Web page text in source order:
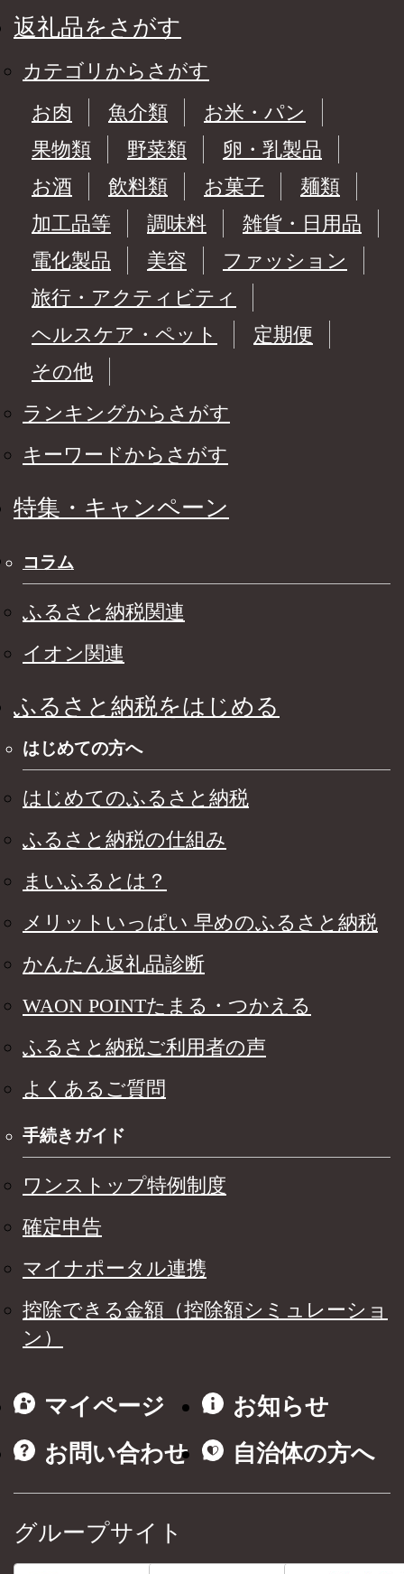
返礼品をさがす
カテゴリからさがす
お肉
魚介類
お米・パン
果物類
野菜類
卵・乳製品
お酒
飲料類 お菓子
麺類
加工品等
調味料
雑貨・日用品
電化製品
美容
ファッション
旅行・アクティビティ
ヘルスケア・ペット
定期便
その他
ランキングからさがす
キーワードからさがす
特集・キャンペーン
コラム
ふるさと納税関連
イオン関連
ふるさと納税をはじめる
はじめての方へ
はじめてのふるさと納税
ふるさと納税の仕組み
まいふるとは？
メリットいっぱい 早めのふるさと納税
かんたん返礼品診断
WAON POINTたまる・つかえる
ふるさと納税ご利用者の声
よくあるご質問
手続きガイド
ワンストップ特例制度
確定申告
マイナポータル連携
控除できる金額（控除額シミュレーショ
ン）
マイページ
お知らせ
お問い合わせ
自治体の方へ
グループサイト